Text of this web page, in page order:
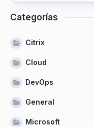
Categorías
Citrix
Cloud
DevOps
General
Microsoft